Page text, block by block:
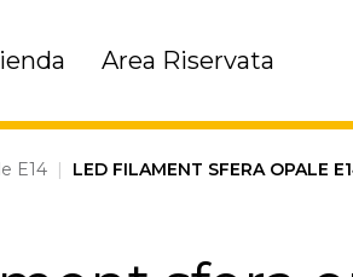
Area Riservata
E14 | LED FILAMENT SFERA OPALE